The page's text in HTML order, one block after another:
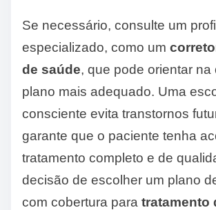
Se necessário, consulte um
especializado, como um
de saúde, que pode orientar na
plano mais adequado. Uma
consciente evita transtornos
garante que o paciente tenha
tratamento completo e de
decisão de escolher um plano
com cobertura para tratamento